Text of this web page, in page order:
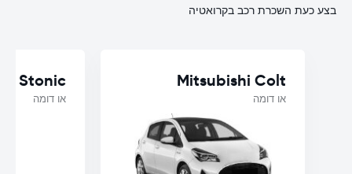
בצע כעת השכרת רכב בקרואטיה
Mitsubishi Colt
או דומה
Stonic
או דומה